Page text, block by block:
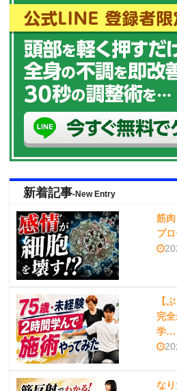
新着記事-New Entry
筋
プ
【
完
学…
な